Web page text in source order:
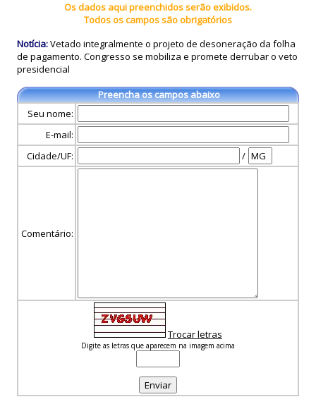
Os dados aqui preenchidos serão exibidos.
Todos os campos são obrigatórios
Notícia:Vetado integralmente o projeto de desoneração da folha
de pagamento. Congresso se mobiliza e promete derrubar o veto
presidencial
Preencha os campos abaixo
Seu nome:
E-mail:
Cidade/UF:
/
Comentário:
Trocar letras
Digite as letras que aparecem na imagem acima